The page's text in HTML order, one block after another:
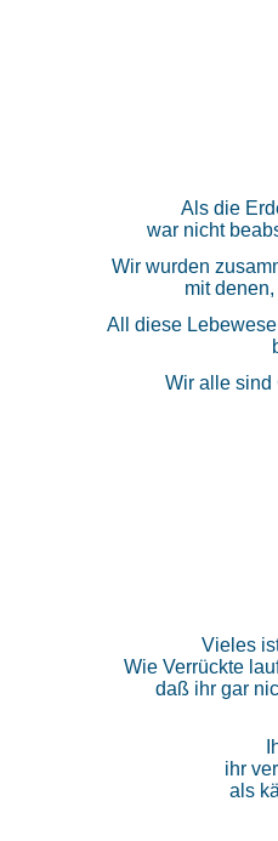
Als die
war nicht
Wir wurden
mit
All diese
Wir alle sind
Vieles
Wie Verrückte
daß ihr gar
ihr
als